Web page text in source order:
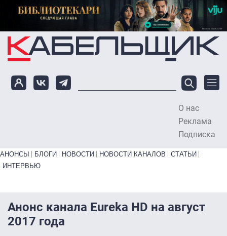
Перейти к основному содержанию
О нас
Реклама
Подписка
Primary links bottom
АНОНСЫ БЛОГИ НОВОСТИ НОВОСТИ КАНАЛОВ
СТАТЬИ
ИНТЕРВЬЮ
Анонс канала Eureka HD на август
2017 года